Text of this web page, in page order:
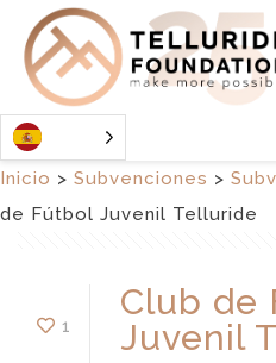
Inicio > Subvenciones >
de Fútbol Juvenil Telluride
1
Club de
Juvenil